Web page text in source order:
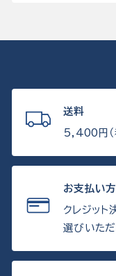
送料
5,400円（
お支払い
クレジット
選びいただ